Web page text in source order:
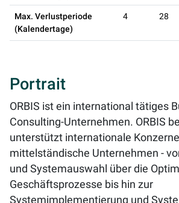
Max. Verlustperiode
(Kalendertage)
4 28
Portrait
ORBIS ist ein international tätiges
Consulting-Unternehmen. ORBIS
unterstützt internationale
mittelständische Unternehmen -
und Systemauswahl über die
Geschäftsprozesse bis hin zur
Systemimplementierung und